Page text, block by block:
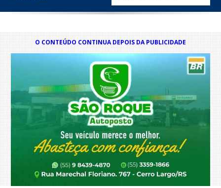
O CONTEÚDO CONTINUA DEPOIS DA PUBLICIDADE